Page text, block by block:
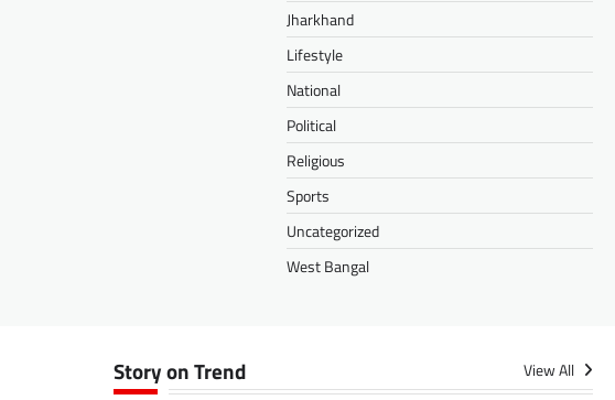
Jharkhand
Lifestyle
National
Political
Religious
Sports
Uncategorized
West Bangal
Story on Trend View All